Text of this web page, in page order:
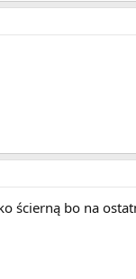
ścierną bo na